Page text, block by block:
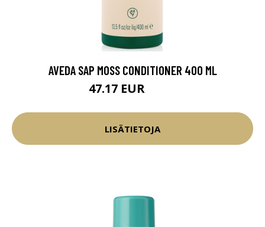
AVEDA SAP MOSS CONDITIONER 400 ML
47.17 EUR
LISÄTIETOJA